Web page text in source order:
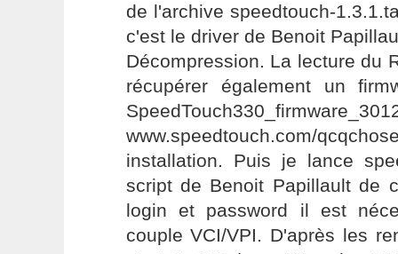
de l'archive speedtouch-
c'est le driver de Benoit
Décompression. La lecture du
récupérer également un
www.speedtouch.com/
installation. Puis je lance
script de Benoit Papillault de
login et password il est
couple VCI/VPI. D'après les